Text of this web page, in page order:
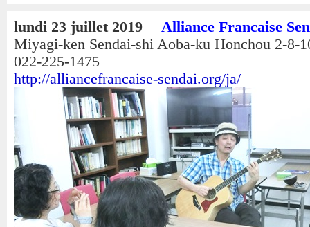
lundi 23 juillet 2019
Alliance Francaise
Miyagi-ken Sendai-shi Aoba-ku Honchou 2-
022-225-1475
http://alliancefrancaise-sendai.org/ja/